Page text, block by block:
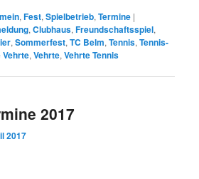
,Fest,Spielbetrieb,Termine |
,Clubhaus,Freundschaftsspiel,
,Sommerfest,TC Belm,Tennis,Tennis-
Vehrte,Vehrte,Vehrte Tennis
2017
2017